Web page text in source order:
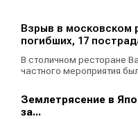
Взрыв в московском
погибших, 17
В столичном ресторане
частного мероприятия
Землетрясение в
за...